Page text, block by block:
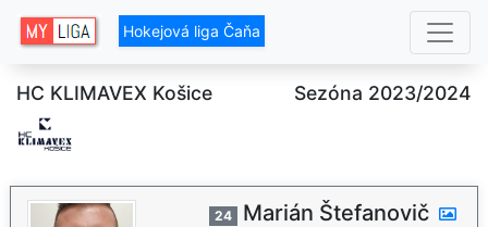
Hokejová liga Čaňa
HC KLIMAVEX Košice Sezóna 2023/2024
24 Marián Štefanovič